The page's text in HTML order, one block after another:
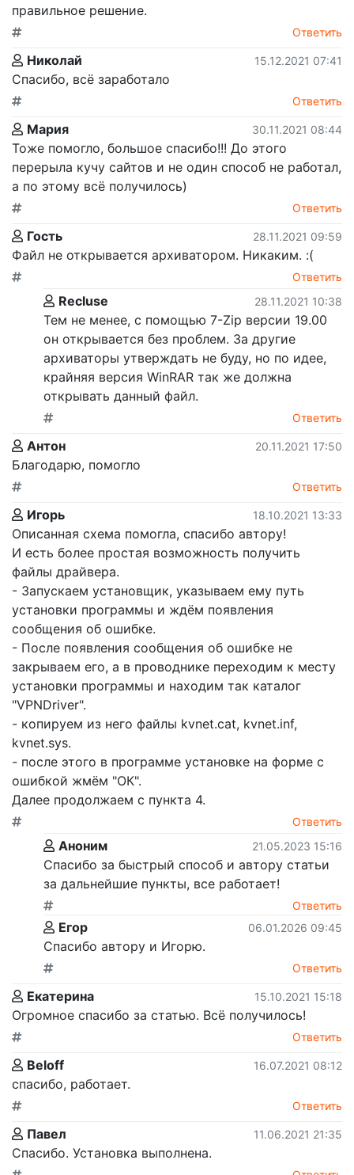
правильное решение.
Ответить
Николай 15.12.2021 07:41
Спасибо, всё заработало
Ответить
Мария 30.11.2021 08:44
Тоже помогло, большое спасибо!!! До этого
перерыла кучу сайтов и не один способ не работал,
а по этому всё получилось)
Ответить
Гость 28.11.2021 09:59
Файл не открывается архиватором. Никаким. :(
Ответить
Recluse 28.11.2021 10:38
Тем не менее, с помощью 7-Zip версии 19.00
он открывается без проблем. За другие
архиваторы утверждать не буду, но по идее,
крайняя версия WinRAR так же должна
открывать данный файл.
Ответить
Антон 20.11.2021 17:50
Благодарю, помогло
Ответить
Игорь 18.10.2021 13:33
Описанная схема помогла, спасибо автору!
И есть более простая возможность получить
файлы драйвера.
- Запускаем установщик, указываем ему путь
установки программы и ждём появления
сообщения об ошибке.
- После появления сообщения об ошибке не
закрываем его, а в проводнике переходим к месту
установки программы и находим так каталог
"VPNDriver".
- копируем из него файлы kvnet.cat, kvnet.inf,
kvnet.sys.
- после этого в программе установке на форме с
ошибкой жмём "ОК".
Далее продолжаем с пункта 4.
Ответить
Аноним 21.05.2023 15:16
Спасибо за быстрый способ и автору статьи
за дальнейшие пункты, все работает!
Ответить
Егор 06.01.2026 09:45
Спасибо автору и Игорю.
Ответить
Екатерина 15.10.2021 15:18
Огромное спасибо за статью. Всё получилось!
Ответить
Beloff 16.07.2021 08:12
спасибо, работает.
Ответить
Павел 11.06.2021 21:35
Спасибо. Установка выполнена.